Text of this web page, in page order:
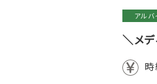
アルバ
＼メ